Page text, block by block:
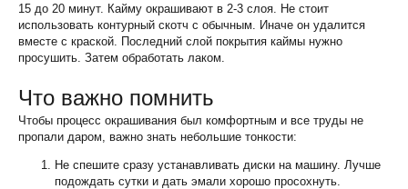
15 до 20 минут. Кайму окрашивают в 2-3 слоя. Не стоит
использовать контурный скотч с обычным. Иначе он удалится
вместе с краской. Последний слой покрытия каймы нужно
просушить. Затем обработать лаком.
Что важно помнить
Чтобы процесс окрашивания был комфортным и все труды не
пропали даром, важно знать небольшие тонкости:
Не спешите сразу устанавливать диски на машину. Лучше
подождать сутки и дать эмали хорошо просохнуть.